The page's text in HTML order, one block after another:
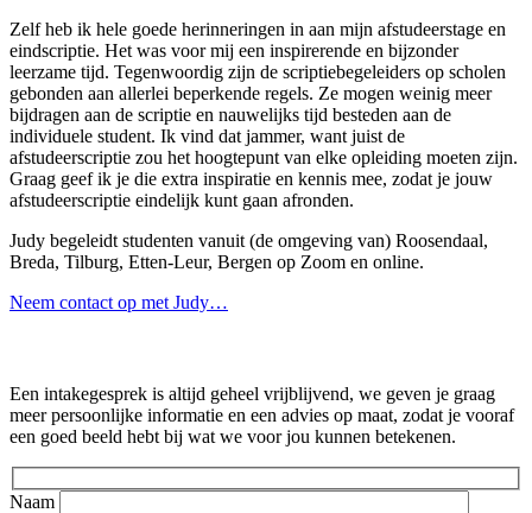
Zelf heb ik hele goede herinneringen in aan mijn afstudeerstage en
eindscriptie. Het was voor mij een inspirerende en bijzonder
leerzame tijd. Tegenwoordig zijn de scriptiebegeleiders op scholen
gebonden aan allerlei beperkende regels. Ze mogen weinig meer
bijdragen aan de scriptie en nauwelijks tijd besteden aan de
individuele student. Ik vind dat jammer, want juist de
afstudeerscriptie zou het hoogtepunt van elke opleiding moeten zijn.
Graag geef ik je die extra inspiratie en kennis mee, zodat je jouw
afstudeerscriptie eindelijk kunt gaan afronden.
Judy begeleidt studenten vanuit (de omgeving van) Roosendaal,
Breda, Tilburg, Etten-Leur, Bergen op Zoom en online.
Neem contact op met Judy…
Een intakegesprek is altijd geheel vrijblijvend, we geven je graag
meer persoonlijke informatie en een advies op maat, zodat je vooraf
een goed beeld hebt bij wat we voor jou kunnen betekenen.
Naam